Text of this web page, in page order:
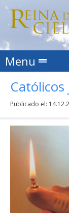
Menu Skip
Publicado el: